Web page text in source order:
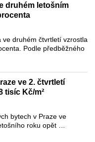
druhém letošním
ve druhém čtvrtletí vzrostla
Podle předběžného
ve 2. čtvrtletí
tisíc Kč/m²
bytech v Praze ve
roku opět …